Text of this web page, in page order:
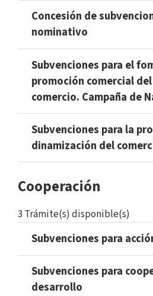
Concesión de
nominativo
Subvenciones para el
promoción comercial
comercio. Campaña de
Subvenciones para la
dinamización del
Cooperación
3 Trámite(s) disponible(s)
Subvenciones para
Subvenciones para
desarrollo